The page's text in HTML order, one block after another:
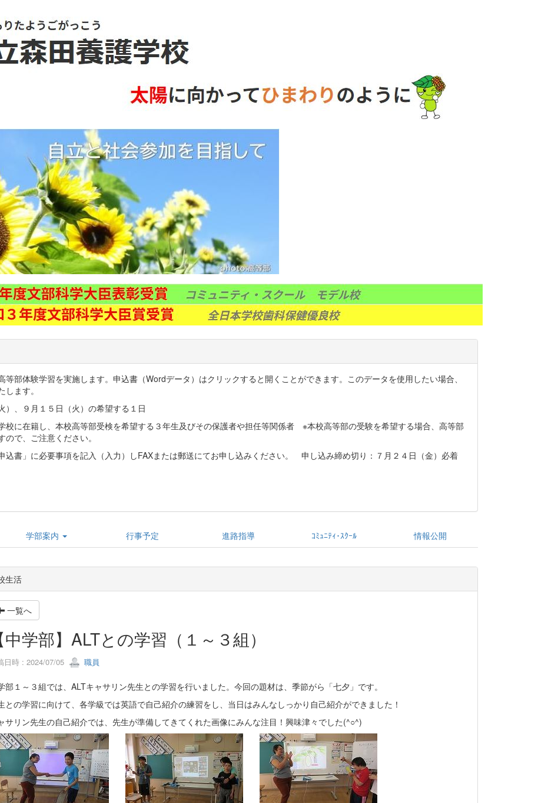
部体験学習を実施します。申込書（Wordデータ）はクリックすると開くことができます。このデータを使用したい場合、
します。
、９月１５日（火）の希望する１日
に在籍し、本校高等部受検を希望する３年生及びその保護者や担任等関係者 ※本校高等部の受験を希望する場合、高等部
で、ご注意ください。
書」に必要事項を記入（入力）しFAXまたは郵送にてお申し込みください。 申し込み締め切り：７月２４日（金）必着
学部案内 行事予定 進路指導 ｺﾐｭﾆﾃｨ･ｽｸｰﾙ 情報公開
生活
一覧へ
中学部】ALTとの学習（１～３組）
日時 : 2024/07/05 職員
部１～３組では、ALTキャサリン先生との学習を行いました。今回の題材は、季節がら「七夕」です。
との学習に向けて、各学級では英語で自己紹介の練習をし、当日はみんなしっかり自己紹介ができました！
サリン先生の自己紹介では、先生が準備してきてくれた画像にみんな注目！興味津々でした(^○^)